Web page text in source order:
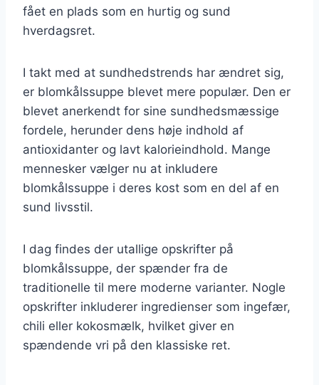
fået en plads som en hurtig og sund
hverdagsret.
I takt med at sundhedstrends har ændret sig,
er blomkålssuppe blevet mere populær. Den er
blevet anerkendt for sine sundhedsmæssige
fordele, herunder dens høje indhold af
antioxidanter og lavt kalorieindhold. Mange
mennesker vælger nu at inkludere
blomkålssuppe i deres kost som en del af en
sund livsstil.
I dag findes der utallige opskrifter på
blomkålssuppe, der spænder fra de
traditionelle til mere moderne varianter. Nogle
opskrifter inkluderer ingredienser som ingefær,
chili eller kokosmælk, hvilket giver en
spændende vri på den klassiske ret.